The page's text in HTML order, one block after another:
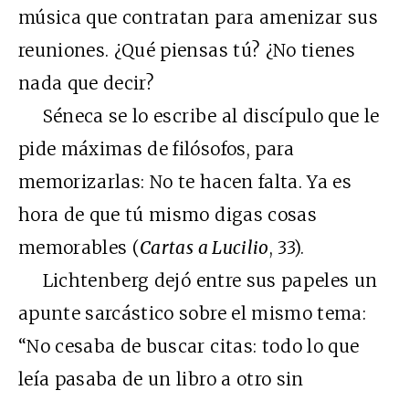
música que contratan para amenizar sus
reuniones. ¿Qué piensas tú? ¿No tienes
nada que decir?
Séneca se lo escribe al discípulo que le
pide máximas de filósofos, para
memorizarlas: No te hacen falta. Ya es
hora de que tú mismo digas cosas
memorables (Cartas a Lucilio, 33).
Lichtenberg dejó entre sus papeles un
apunte sarcástico sobre el mismo tema:
“No cesaba de buscar citas: todo lo que
leía pasaba de un libro a otro sin